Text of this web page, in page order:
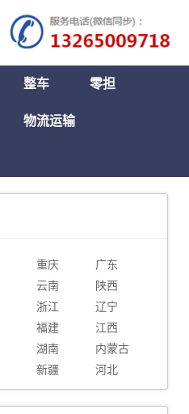
整车 零担
物流运输
重庆
广东
云南
陕西
浙江
辽宁
福建
江西
湖南
内蒙古
新疆 河北